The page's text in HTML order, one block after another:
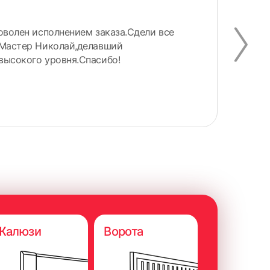
исполнением заказа.Сдели все
Николай,делавший
уровня.Спасибо!
Ворота